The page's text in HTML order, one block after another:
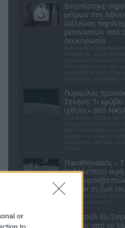
or
to
Εντοπίστηκε
μέτρων στη
διέλευση
μεταναστών από
Λευκορωσία
Λιθουανοί
επίθεση σε μία
μεταναστών που
σύλληψή τους, οι
αναγκάστηκαν να
παράνομοι μετανάστες
Πύραυλος
Σελήνη: Τι
ιχθύος» από
Ο δεύτερος βαθμός του
9 προσέκρουσε στη
GMT, αφήνοντας πίσω
μέτρων - η οπτική
αναμένεται από τους
τροχιά
Παναθηναϊκός –
Ενός λεπτού
των
έχασαν τη ζωή
Οι «πράσινοι« θα
εν ώρα καθήκοντος
Αμπντούλ Ελ-
γιατρός από το